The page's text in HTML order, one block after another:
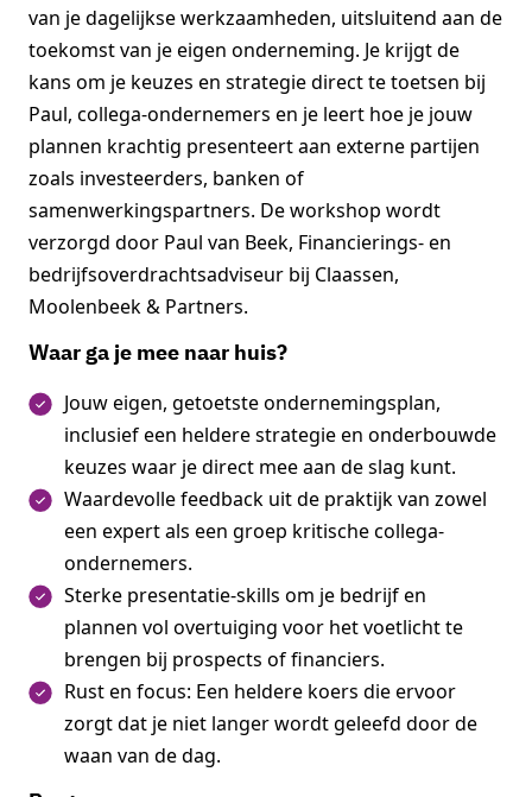
van je dagelijkse werkzaamheden, uitsluitend aan de
toekomst van je eigen onderneming. Je krijgt de
kans om je keuzes en strategie direct te toetsen bij
Paul, collega-ondernemers en je leert hoe je jouw
plannen krachtig presenteert aan externe partijen
zoals investeerders, banken of
samenwerkingspartners. De workshop wordt
verzorgd door Paul van Beek, Financierings- en
bedrijfsoverdrachtsadviseur bij Claassen,
Moolenbeek & Partners.
Waar ga je mee naar huis?
Jouw eigen, getoetste ondernemingsplan,
inclusief een heldere strategie en onderbouwde
keuzes waar je direct mee aan de slag kunt.
Waardevolle feedback uit de praktijk van zowel
een expert als een groep kritische collega-
ondernemers.
Sterke presentatie-skills om je bedrijf en
plannen vol overtuiging voor het voetlicht te
brengen bij prospects of financiers.
Rust en focus: Een heldere koers die ervoor
zorgt dat je niet langer wordt geleefd door de
waan van de dag.